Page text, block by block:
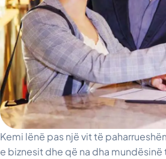
Kemi lënë pas një vit të
e biznesit dhe që na dha